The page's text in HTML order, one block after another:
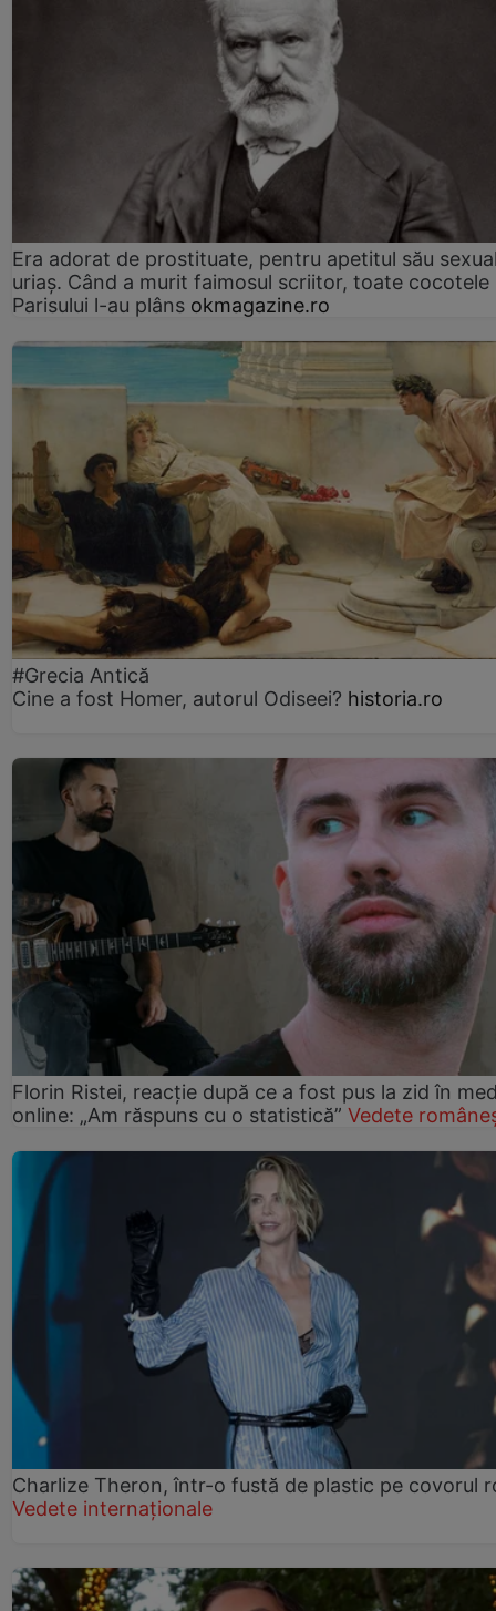
Era adorat de prostituate, pentru apetitul său
uriaș. Când a murit faimosul scriitor, toate cocotele
Parisului l-au plâns okmagazine.ro
#Grecia Antică
Cine a fost Homer, autorul Odiseei? historia.ro
Florin Ristei, reacție după ce a fost pus la zid în
online: „Am răspuns cu o statistică” Vedete
Charlize Theron, într-o fustă de plastic pe covorul
Vedete internaționale